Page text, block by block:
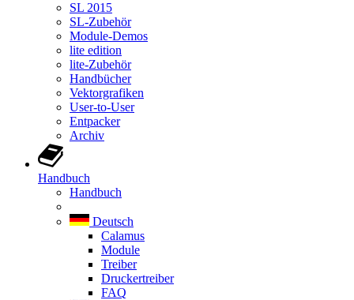
SL 2015
SL-Zubehör
Module-Demos
lite edition
lite-Zubehör
Handbücher
Vektorgrafiken
User-to-User
Entpacker
Archiv
Handbuch
Handbuch
Deutsch
Calamus
Module
Treiber
Druckertreiber
FAQ